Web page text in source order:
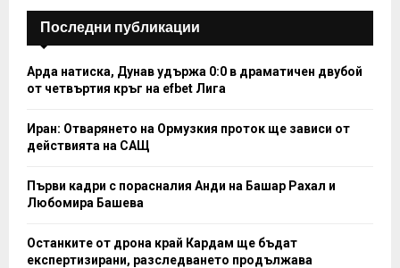
H
Последни публикации
Арда натиска, Дунав удържа 0:0 в драматичен двубой
от четвъртия кръг на efbet Лига
Иран: Отварянето на Ормузкия проток ще зависи от
действията на САЩ
Първи кадри с порасналия Анди на Башар Рахал и
Любомира Башева
Останките от дрона край Кардам ще бъдат
експертизирани, разследването продължава